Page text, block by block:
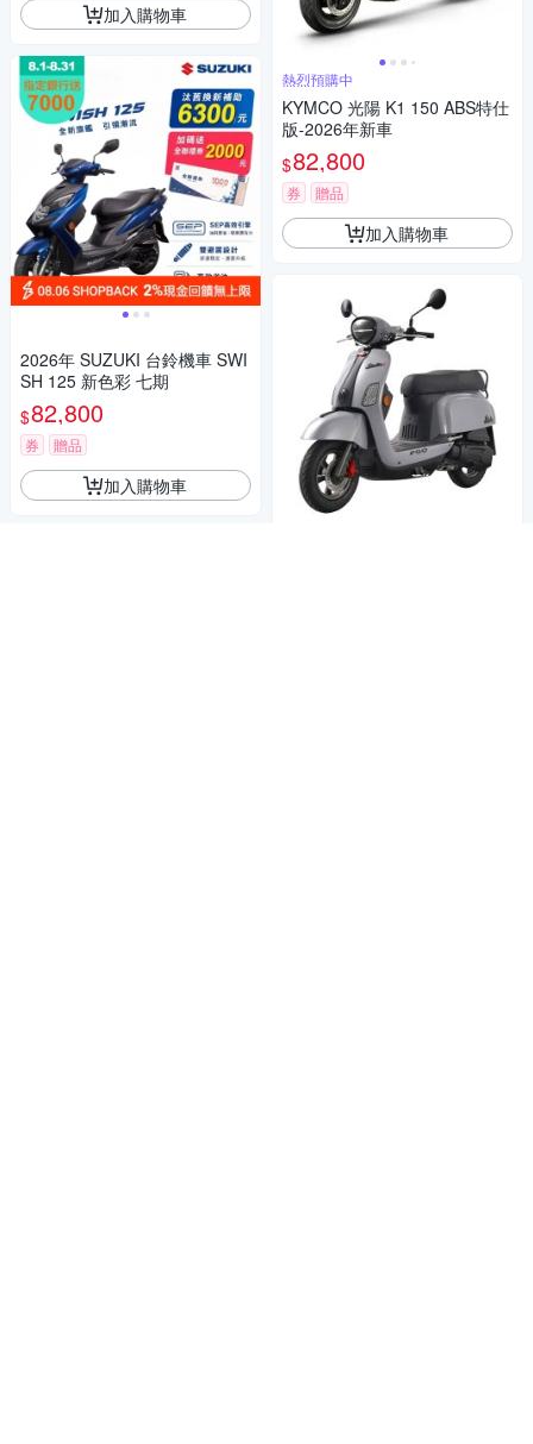
加入購物車
2026年 SUZUKI 台鈴機車 SWI
SH 125 新色彩 七期
$82,800
券 贈品
加入購物車
熱烈預購中
KYMCO 光陽 K1 150 ABS特仕
版-2026年新車
$82,800
券 贈品
加入購物車